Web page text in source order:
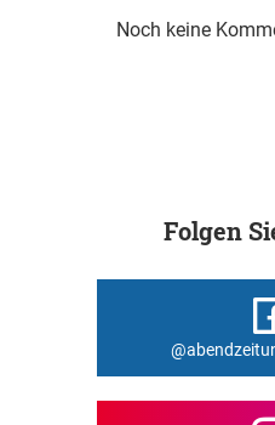
Noch keine
Folgen